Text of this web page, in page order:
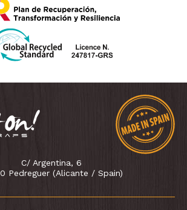
C/ Argentina, 6
Pedreguer (Alicante / Spain)